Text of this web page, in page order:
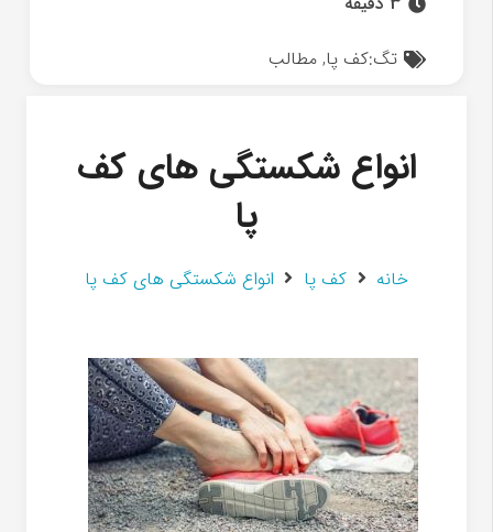
تگ:کف پا,مطالب
انواع شکستگی های کف
پا
خانه کف پا انواع شکستگی های کف پا